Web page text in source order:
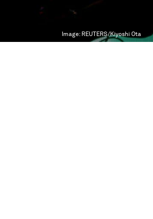
Image: REUTERS/Kiyoshi Ota